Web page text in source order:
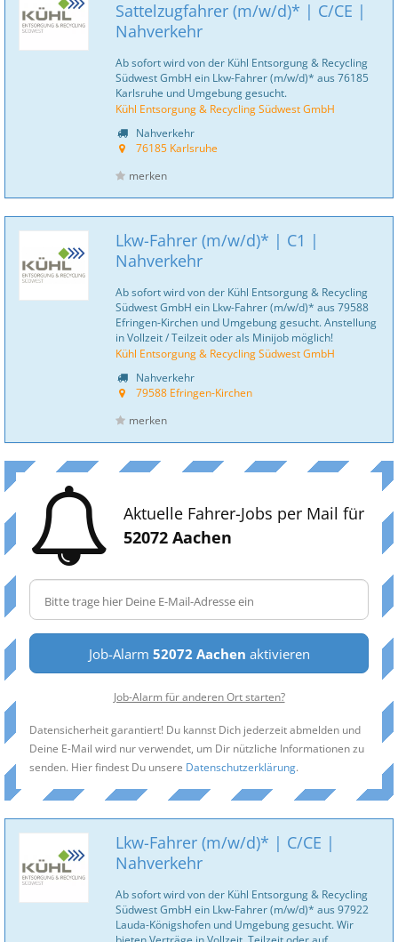
Sattelzugfahrer (m/w/d)* | C/CE |
Nahverkehr
Ab sofort wird von der Kühl Entsorgung & Recycling
Südwest GmbH ein Lkw-Fahrer (m/w/d)* aus 76185
Karlsruhe und Umgebung gesucht.
Kühl Entsorgung & Recycling Südwest GmbH
Nahverkehr
76185 Karlsruhe
merken
Lkw-Fahrer (m/w/d)* | C1 |
Nahverkehr
Ab sofort wird von der Kühl Entsorgung & Recycling
Südwest GmbH ein Lkw-Fahrer (m/w/d)* aus 79588
Efringen-Kirchen und Umgebung gesucht. Anstellung
in Vollzeit / Teilzeit oder als Minijob möglich!
Kühl Entsorgung & Recycling Südwest GmbH
Nahverkehr
79588 Efringen-Kirchen
merken
Aktuelle Fahrer-Jobs per Mail für
52072 Aachen
Job-Alarm 52072 Aachen aktivieren
Job-Alarm für anderen Ort starten?
Datensicherheit garantiert! Du kannst Dich jederzeit abmelden und
Deine E-Mail wird nur verwendet, um Dir nützliche Informationen zu
senden. Hier findest Du unsere Datenschutzerklärung.
Lkw-Fahrer (m/w/d)* | C/CE |
Nahverkehr
Ab sofort wird von der Kühl Entsorgung & Recycling
Südwest GmbH ein Lkw-Fahrer (m/w/d)* aus 97922
Lauda-Königshofen und Umgebung gesucht. Wir